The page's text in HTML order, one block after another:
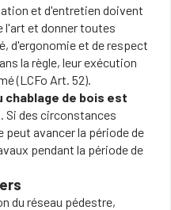
et d'entretien doivent
l'art et donner toutes
d'ergonomie et de respect
la règle, leur exécution
(LCFo Art. 52).
de bois est
. Si des circonstances
avancer la période de
pendant la période de
du réseau pédestre,